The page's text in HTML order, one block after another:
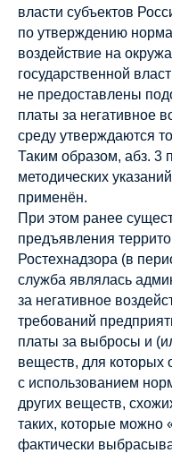
власти субъектов
по утверждению
воздействие на
государственной
не предоставлены
платы за негативное
среду утверждаются
Таким образом, абз. 3
методических
применён.
При этом ранее
предъявления
Ростехнадзора (в
служба являлась
за негативное
требований
платы за выбросы и
веществ, для которых
с использованием
других веществ,
таких, которые можно
фактически